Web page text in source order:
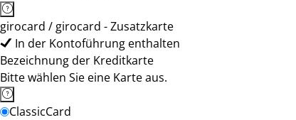
girocard / girocard - Zusatzkarte
In der Kontoführung enthalten
Bezeichnung der Kreditkarte
Bitte wählen Sie eine Karte aus.
ClassicCard